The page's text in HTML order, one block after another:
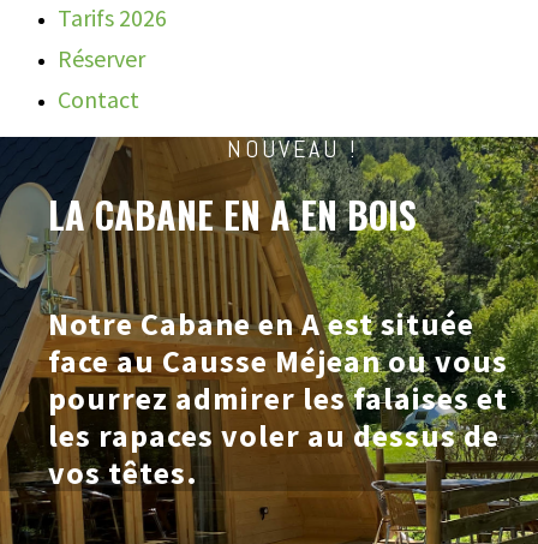
Tarifs 2026
Réserver
Contact
NOUVEAU !
LA CABANE EN A EN BOIS
Notre Cabane en A est située
face au Causse Méjean ou vous
pourrez admirer les falaises et
les rapaces voler au dessus de
vos têtes.